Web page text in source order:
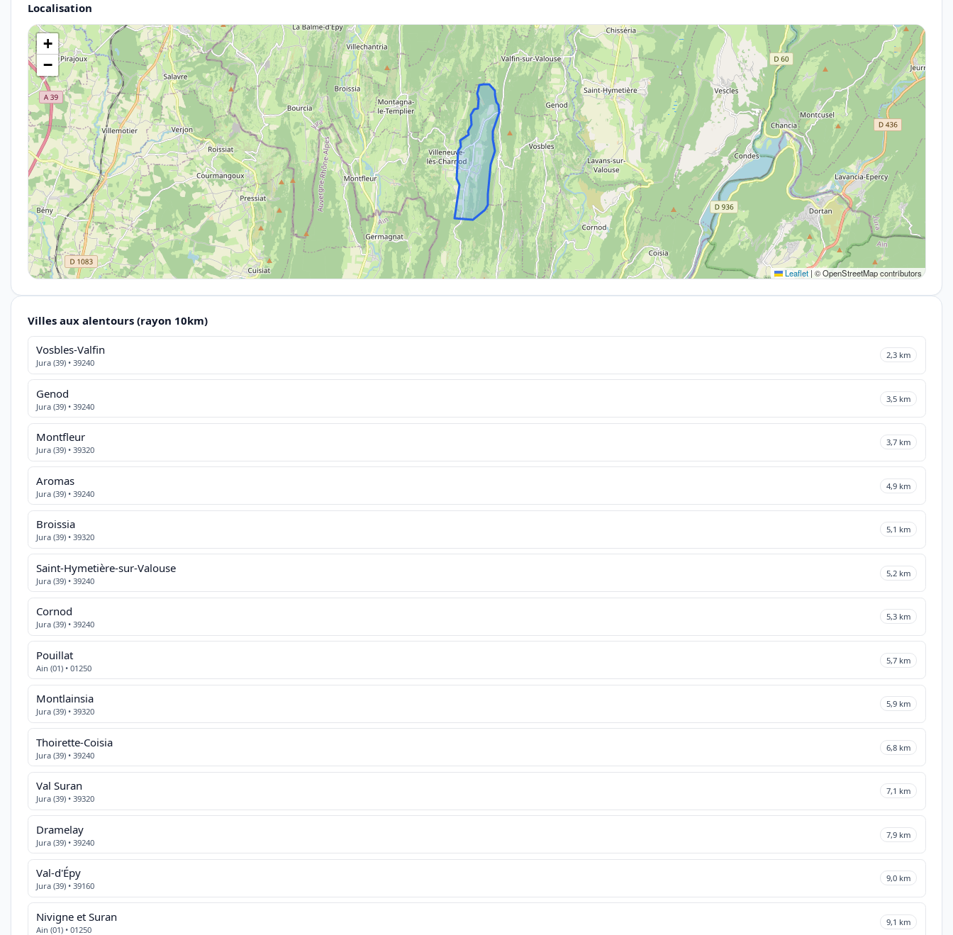
Localisation
+
−
Leaflet|© OpenStreetMap contributors
Villes aux alentours (rayon 10km)
Vosbles-Valfin
Jura (39) • 39240
2,3 km
Genod
Jura (39) • 39240
3,5 km
Montfleur
Jura (39) • 39320
3,7 km
Aromas
Jura (39) • 39240
4,9 km
Broissia
Jura (39) • 39320
5,1 km
Saint-Hymetière-sur-Valouse
Jura (39) • 39240
5,2 km
Cornod
Jura (39) • 39240
5,3 km
Pouillat
Ain (01) • 01250
5,7 km
Montlainsia
Jura (39) • 39320
5,9 km
Thoirette-Coisia
Jura (39) • 39240
6,8 km
Val Suran
Jura (39) • 39320
7,1 km
Dramelay
Jura (39) • 39240
7,9 km
Val-d'Épy
Jura (39) • 39160
9,0 km
Nivigne et Suran
Ain (01) • 01250
9,1 km